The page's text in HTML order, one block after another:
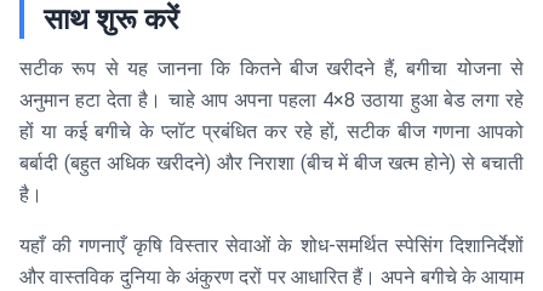
साथ शुरू करें
सटीक रूप से यह जानना कि कितने बीज खरीदने हैं, बगीचा योजना से
अनुमान हटा देता है। चाहे आप अपना पहला 4×8 उठाया हुआ बेड लगा रहे
हों या कई बगीचे के प्लॉट प्रबंधित कर रहे हों, सटीक बीज गणना आपको
बर्बादी (बहुत अधिक खरीदने) और निराशा (बीच में बीज खत्म होने) से बचाती
है।
यहाँ की गणनाएँ कृषि विस्तार सेवाओं के शोध-समर्थित स्पेसिंग दिशानिर्देशों
और वास्तविक दुनिया के अंकुरण दरों पर आधारित हैं। अपने बगीचे के आयाम